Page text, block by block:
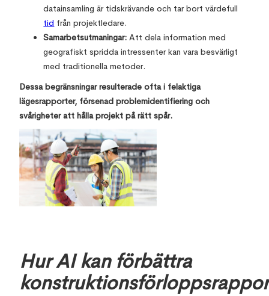
datainsamling är tidskrävande och tar bort värdefull
tid från projektledare.
Samarbetsutmaningar: Att dela information med
geografiskt spridda intressenter kan vara besvärligt
med traditionella metoder.
Dessa begränsningar resulterade ofta i felaktiga
lägesrapporter, försenad problemidentifiering och
svårigheter att hålla projekt på rätt spår.
Hur AI kan förbättra